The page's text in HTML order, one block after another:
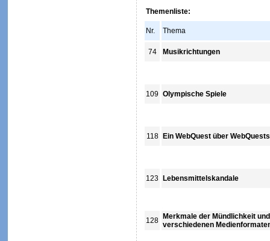
Themenliste:
Nr. Thema
74 Musikrichtungen
109 Olympische Spiele
118 Ein WebQuest über WebQuests
123 Lebensmittelskandale
128
Merkmale der Mündlichkeit
verschiedenen